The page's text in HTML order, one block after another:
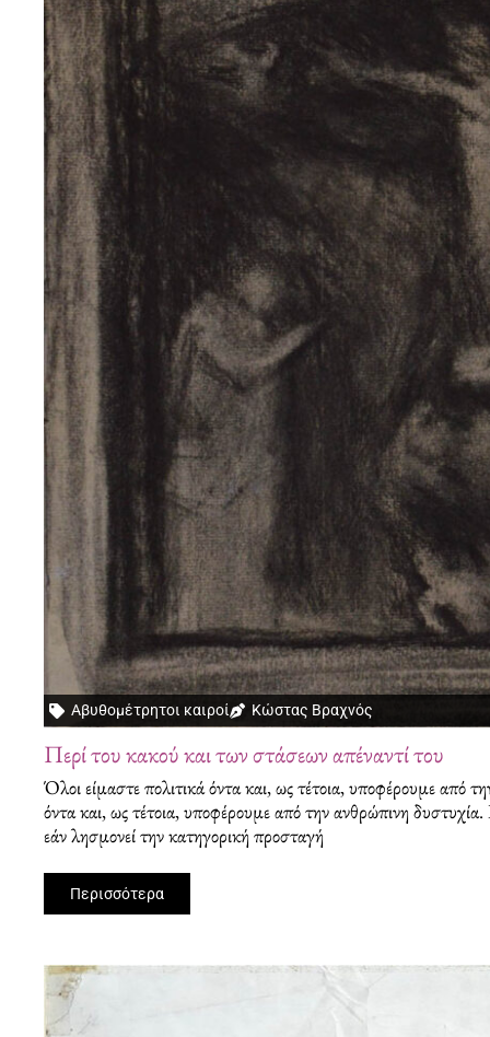
Αβυθομέτρητοι καιροί Κώστας Βραχνός
Περί του κακού και των στάσεων απέναντί του
Όλοι είμαστε πολιτικά όντα και, ως τέτοια, υποφέρουμε από
όντα και, ως τέτοια, υποφέρουμε από την ανθρώπινη
εάν λησμονεί την κατηγορική προσταγή
Περισσότερα